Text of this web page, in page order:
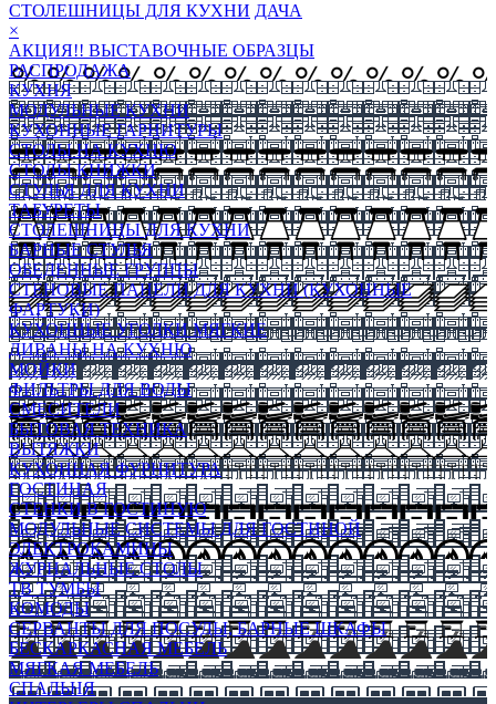
СТОЛЕШНИЦЫ ДЛЯ КУХНИ ДАЧА
×
АКЦИЯ!! ВЫСТАВОЧНЫЕ ОБРАЗЦЫ
РАСПРОДАЖА
КУХНЯ
МОДУЛЬНЫЕ КУХНИ
КУХОННЫЕ ГАРНИТУРЫ
СТОЛЫ НА КУХНЮ
СТОЛЫ КНИЖКИ
СТУЛЬЯ ДЛЯ КУХНИ
ТАБУРЕТЫ
СТОЛЕШНИЦЫ ДЛЯ КУХНИ
БАРНЫЕ СТУЛЬЯ
ОБЕДЕННЫЕ ГРУППЫ
СТЕНОВЫЕ ПАНЕЛИ ДЛЯ КУХНИ (КУХОННЫЕ
ФАРТУКИ)
КУХОННЫЕ УГОЛКИ МЯГКИЕ
ДИВАНЫ НА КУХНЮ
МОЙКИ
ФИЛЬТРЫ ДЛЯ ВОДЫ
СМЕСИТЕЛИ
БЫТОВАЯ ТЕХНИКА
ВЫТЯЖКИ
КУХОННАЯ ФУРНИТУРА
ГОСТИНАЯ
СТЕНКИ В ГОСТИНУЮ
МОДУЛЬНЫЕ СИСТЕМЫ ДЛЯ ГОСТИНОЙ
ЭЛЕКТРОКАМИНЫ
ЖУРНАЛЬНЫЕ СТОЛЫ
ТВ ТУМБЫ
КОМОДЫ
СЕРВАНТЫ ДЛЯ ПОСУДЫ, БАРНЫЕ ШКАФЫ
БЕСКАРКАСНАЯ МЕБЕЛЬ
МЯГКАЯ МЕБЕЛЬ
СПАЛЬНЯ